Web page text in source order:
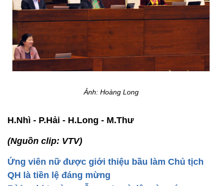
Ảnh: Hoàng Long
H.Nhì - P.Hải - H.Long - M.Thư
(Nguồn clip: VTV)
Ứng viên nữ được giới thiệu bầu làm Chủ tịch
QH là tiền lệ đáng mừng